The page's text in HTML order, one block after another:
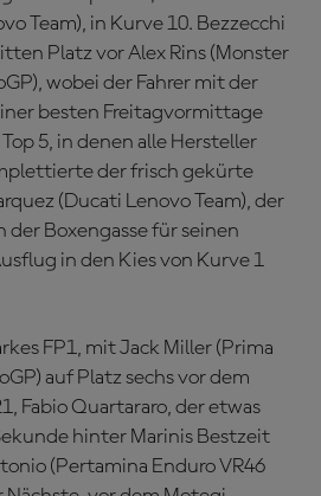
Team), in Kurve 10. Bezzecchi
Platz vor Alex Rins (Monster
wobei der Fahrer mit der
besten Freitagvormittage
5, in denen alle Hersteller
der frisch gekürte
(Ducati Lenovo Team), der
der Boxengasse für seinen
in den Kies von Kurve 1
FP1, mit Jack Miller (Prima
auf Platz sechs vor dem
Fabio Quartararo, der etwas
hinter Marinis Bestzeit
(Pertamina Enduro VR46